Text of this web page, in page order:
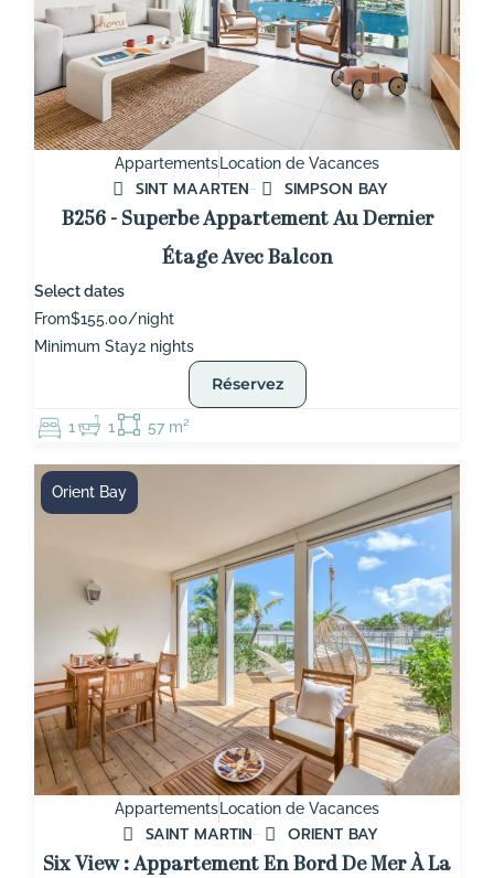
Appartements Location de Vacances
SINT MAARTEN
SIMPSON BAY
B256 - Superbe Appartement Au Dernier
Étage Avec Balcon
Select dates
From$155.00/night
Minimum Stay2 nights
Réservez
1 1 57 m²
Appartements Location de Vacances
SAINT MARTIN
ORIENT BAY
Six View : Appartement En Bord De Mer À La
Orient Bay